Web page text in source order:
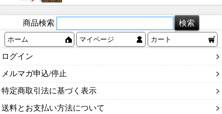
商品検索
ホーム マイページ カート
ログイン
メルマガ申込/停止
特定商取引法に基づく表示
送料とお支払い方法について